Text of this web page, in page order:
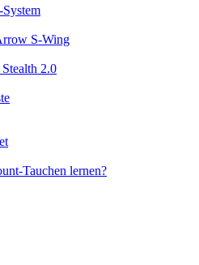
S-Wing
2.0
Tauchen lernen?